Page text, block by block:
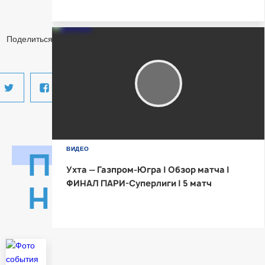
Поделиться:
ПОСЛЕДНИЕ
НОВОСТИ
ВИДЕО
Ухта — Газпром-Югра | Обзор матча |
ФИНАЛ ПАРИ-Суперлиги | 5 матч